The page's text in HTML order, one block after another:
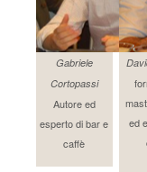
Gabriele
Cortopassi
Autore ed
esperto di bar e
caffè
ed